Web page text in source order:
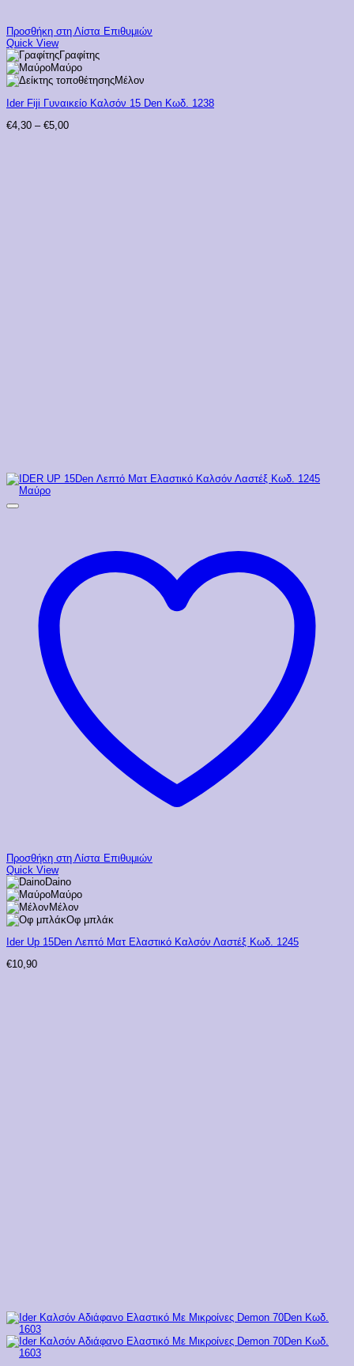
Προσθήκη στη Λίστα Επιθυμιών
Quick View
Γραφίτης
Μαύρο
Μέλον
Ider Fiji Γυναικείο Καλσόν 15 Den Κωδ. 1238
€4,30 – €5,00Price
Προσθήκη στη Λίστα Επιθυμιών
Quick View
Daino
Μαύρο
Μέλον
Οφ μπλάκ
Ider Up 15Den Λεπτό Ματ Ελαστικό Καλσόν Λαστέξ Κωδ. 1245
€10,90